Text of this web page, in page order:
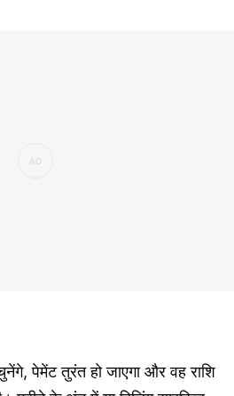
पेमेंट तुरंत हो जाएगा और वह राशि